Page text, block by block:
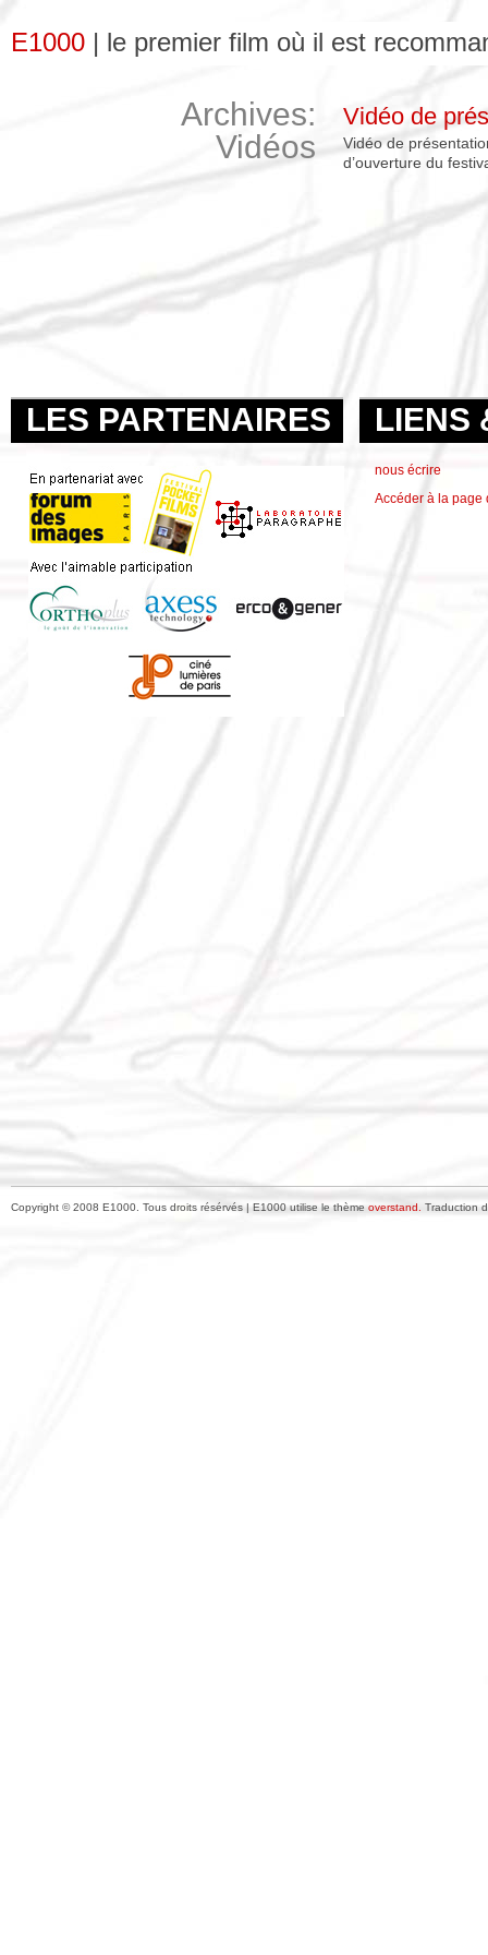
E1000 | le premier film où il est
Archives:
Vidéos
Vidéo de
Vidéo de
d’ouverture du
LES PARTENAIRES LIENS
nous écrire
Accéder à la page
Copyright © 2008 E1000. Tous droits résérvés | E1000 utilise le thème overstand. Traduction